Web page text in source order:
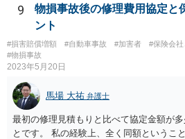
準に回答すればいいのかわからないので
で、資料も見ていない中の回答でよけれ
請求するには３５万円損害出てますよね
いといけないので、 反論となる証拠（３
あるなら、こちらに勝ち目が（ネットでお
9
物損事故後の修理費用協定と
ント
#損害賠償増額 #自動車事故 #加害者 #保険会
#物損事故
2023年5月20日
馬場 大祐 弁護士
最初の修理見積もりと比べて協定金額が
とです。 私の経験上、全く同額というこ